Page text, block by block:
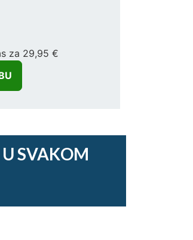
za 29,95 €
SVAKOM